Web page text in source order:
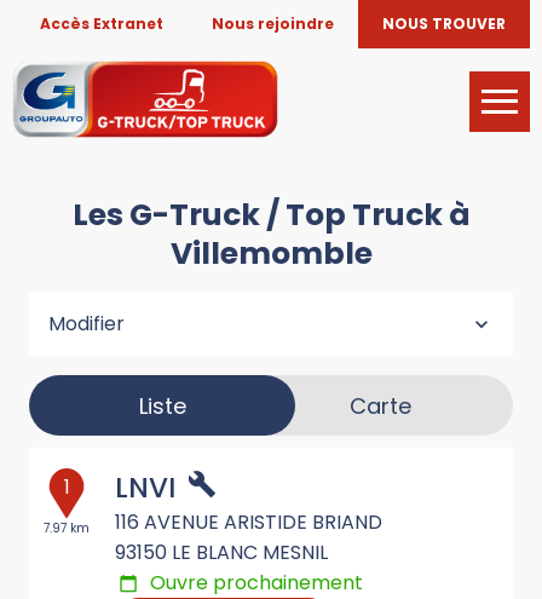
Accès Extranet Nous rejoindre NOUS TROUVER
Les G-Truck / Top Truck à
Villemomble
Modifier
Liste Carte
1
7.97 km
LNVI
116 AVENUE ARISTIDE BRIAND
93150 LE BLANC MESNIL
Ouvre prochainement